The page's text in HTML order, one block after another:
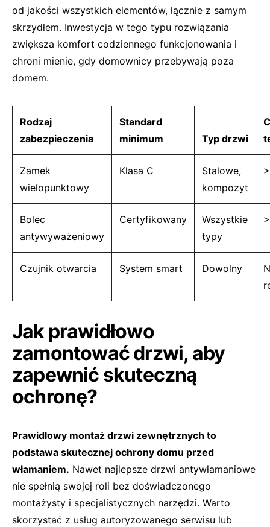
od jakości wszystkich elementów, łącznie z samym
skrzydłem. Inwestycja w tego typu rozwiązania
zwiększa komfort codziennego funkcjonowania i
chroni mienie, gdy domownicy przebywają poza
domem.
Rodzaj
zabezpieczenia
Standard
minimum
Typ drzwi
Zamek
wielopunktowy
Klasa C
Stalowe,
kompozyt
Bolec
antywyważeniowy
Certyfikowany
Wszystkie
typy
Czujnik otwarcia System smart Dowolny
Jak prawidłowo
zamontować drzwi, aby
zapewnić skuteczną
ochronę?
Prawidłowy montaż drzwi zewnętrznych to
podstawa skutecznej ochrony domu przed
włamaniem. Nawet najlepsze drzwi antywłamaniowe
nie spełnią swojej roli bez doświadczonego
montażysty i specjalistycznych narzędzi. Warto
skorzystać z usług autoryzowanego serwisu lub